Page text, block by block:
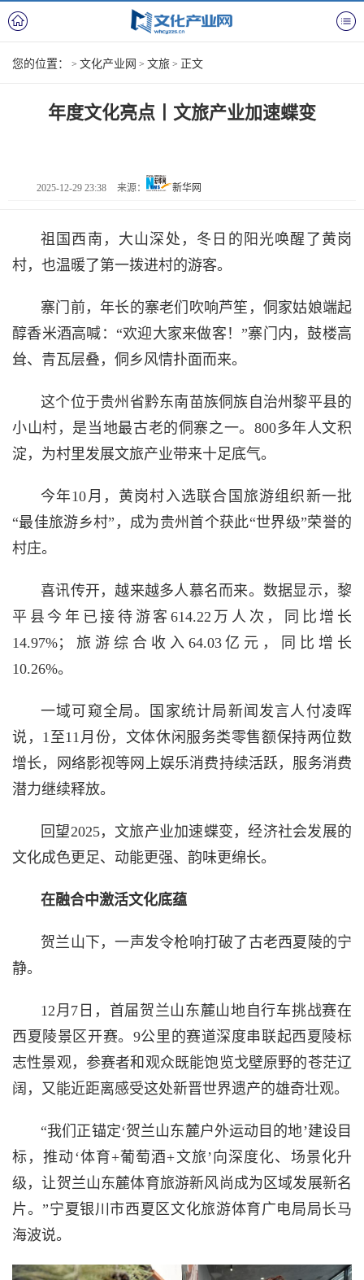
您的位置： > 文化产业网 > 文旅 > 正文
年度文化亮点丨文旅产业加速蝶变
2025-12-29 23:38 来源： 新华网
祖国西南，大山深处，冬日的阳光唤醒了黄岗
村，也温暖了第一拨进村的游客。
寨门前，年长的寨老们吹响芦笙，侗家姑娘端起
醇香米酒高喊：“欢迎大家来做客！”寨门内，鼓楼高
耸、青瓦层叠，侗乡风情扑面而来。
这个位于贵州省黔东南苗族侗族自治州黎平县的
小山村，是当地最古老的侗寨之一。800多年人文积
淀，为村里发展文旅产业带来十足底气。
今年10月，黄岗村入选联合国旅游组织新一批
“最佳旅游乡村”，成为贵州首个获此“世界级”荣誉的
村庄。
喜讯传开，越来越多人慕名而来。数据显示，黎
平县今年已接待游客614.22万人次，同比增长
14.97%；旅游综合收入64.03亿元，同比增长
10.26%。
一域可窥全局。国家统计局新闻发言人付凌晖
说，1至11月份，文体休闲服务类零售额保持两位数
增长，网络影视等网上娱乐消费持续活跃，服务消费
潜力继续释放。
回望2025，文旅产业加速蝶变，经济社会发展的
文化成色更足、动能更强、韵味更绵长。
在融合中激活文化底蕴
贺兰山下，一声发令枪响打破了古老西夏陵的宁
静。
12月7日，首届贺兰山东麓山地自行车挑战赛在
西夏陵景区开赛。9公里的赛道深度串联起西夏陵标
志性景观，参赛者和观众既能饱览戈壁原野的苍茫辽
阔，又能近距离感受这处新晋世界遗产的雄奇壮观。
“我们正锚定‘贺兰山东麓户外运动目的地’建设目
标，推动‘体育+葡萄酒+文旅’向深度化、场景化升
级，让贺兰山东麓体育旅游新风尚成为区域发展新名
片。”宁夏银川市西夏区文化旅游体育广电局局长马
海波说。